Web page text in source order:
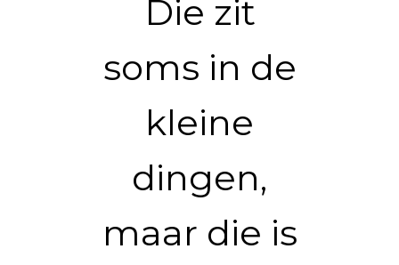
Die zit
soms in de
kleine
dingen,
maar die is